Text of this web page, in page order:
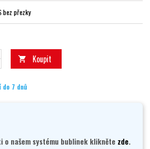
bez přezky
 Koupit
do 7 dnů
o našem systému bublinek klikněte zde.